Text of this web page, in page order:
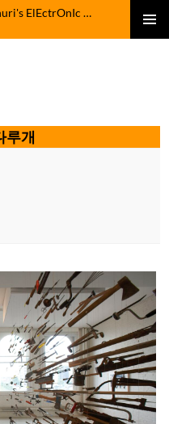
ⓒ금누리번개날터.昆奴力電慈空場.gumnuri's ElEctrOnIc fActOrY
루개